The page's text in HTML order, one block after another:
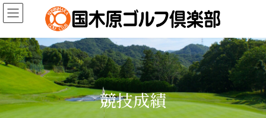
コ
ン
ン
ツ
へ
キ
ッ
プ
ナ
ビ
ー
シ
ョ
に
移
動
競技成績